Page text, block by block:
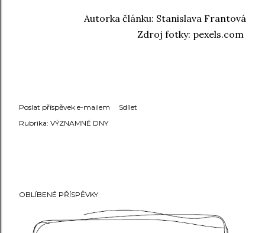
Autorka článku: Stanislava Frantová
Zdroj fotky: pexels.com
Poslat příspěvek e-mailem
Sdílet
Rubrika: VÝZNAMNÉ DNY
OBLÍBENÉ PŘÍSPĚVKY